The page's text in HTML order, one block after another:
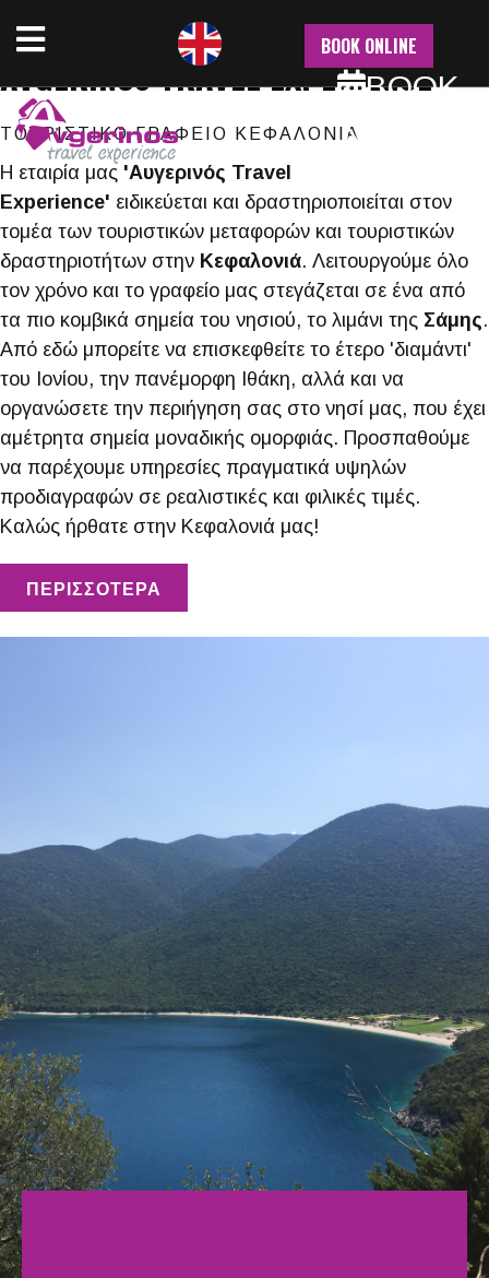
BOOK ONLINE
BOOK
NOW
AVGERINOS TRAVEL EXPERIENCE
ΤΟΥΡΙΣΤΙΚΟ ΓΡΑΦΕΙΟ ΚΕΦΑΛΟΝΙΑ
Η εταιρία μας 'Αυγερινός Travel
Experience' ειδικεύεται και δραστηριοποιείται στον
τομέα των τουριστικών μεταφορών και τουριστικών
δραστηριοτήτων στην Κεφαλονιά. Λειτουργούμε όλο
τον χρόνο και το γραφείο μας στεγάζεται σε ένα από
τα πιο κομβικά σημεία του νησιού, το λιμάνι της Σάμης.
Από εδώ μπορείτε να επισκεφθείτε το έτερο 'διαμάντι'
του Ιονίου, την πανέμορφη Ιθάκη, αλλά και να
οργανώσετε την περιήγηση σας στο νησί μας, που έχει
αμέτρητα σημεία μοναδικής ομορφιάς. Προσπαθούμε
να παρέχουμε υπηρεσίες πραγματικά υψηλών
προδιαγραφών σε ρεαλιστικές και φιλικές τιμές.
Καλώς ήρθατε στην Κεφαλονιά μας!
ΠΕΡΙΣΣΟΤΕΡΑ